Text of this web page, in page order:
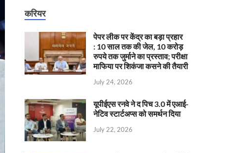
करियर
पेपर लीक पर केंद्र का बड़ा प्रहार
: 10 साल तक की जेल, 10 करोड़
रुपये तक जुर्माने का प्रस्ताव; परीक्षा
माफिया पर शिकंजा कसने की तैयारी
July 24, 2026
यूपीईएस रनवे ने द पिच 3.0 में एआई-
नेटिव स्टार्टअप्स को समर्थन दिया
July 22, 2026